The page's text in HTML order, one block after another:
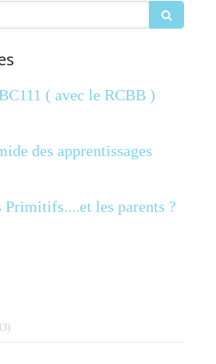
( avec le RCBB )
des apprentissages
Primitifs....et les parents ?